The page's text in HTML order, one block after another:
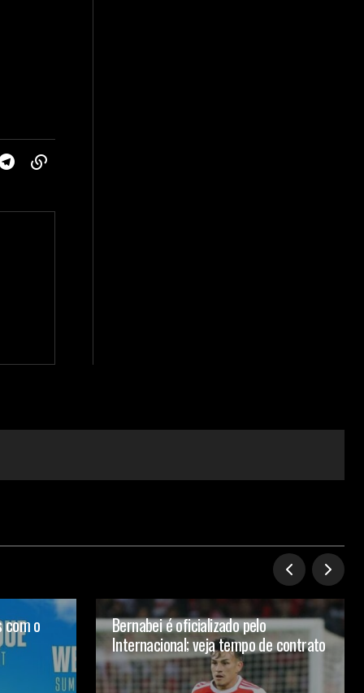
com o
Bernabei é oficializado pelo
Internacional; veja tempo de contrato